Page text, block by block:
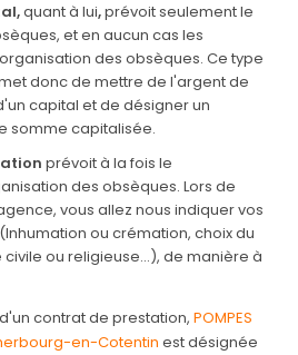
quant à lui,prévoit seulement le
et en aucun cas les
des obsèques. Ce type
donc de mettre de l'argent de
capital et de désigner un
somme capitalisée.
prévoit à la fois le
des obsèques. Lors de
vous allez nous indiquer vos
ou crémation, choix du
ou religieuse…), de manière à
contrat de prestation, POMPES
Cherbourg-en-Cotentin est désignée